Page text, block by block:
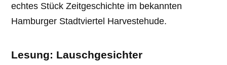
echtes Stück Zeitgeschichte im bekannten
Hamburger Stadtviertel Harvestehude.
Lesung: Lauschgesichter